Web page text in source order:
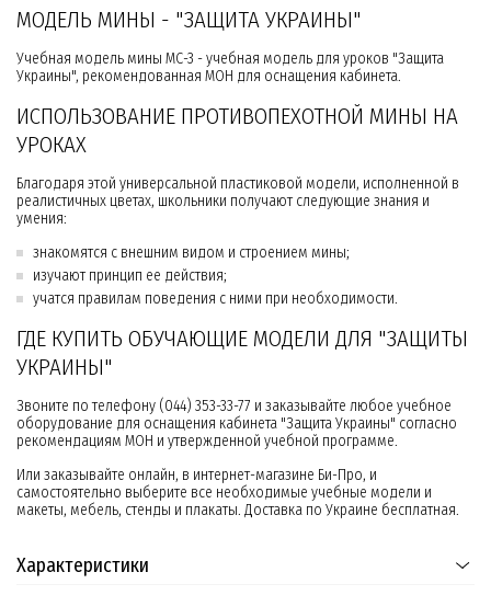
МОДЕЛЬ МИНЫ - "ЗАЩИТА УКРАИНЫ"
Учебная модель мины МС-3 - учебная модель для уроков "Защита
Украины", рекомендованная МОН для оснащения кабинета.
ИСПОЛЬЗОВАНИЕ ПРОТИВОПЕХОТНОЙ МИНЫ НА
УРОКАХ
Благодаря этой универсальной пластиковой модели, исполненной в
реалистичных цветах, школьники получают следующие знания и
умения:
знакомятся с внешним видом и строением мины;
изучают принцип ее действия;
учатся правилам поведения с ними при необходимости.
ГДЕ КУПИТЬ ОБУЧАЮЩИЕ МОДЕЛИ ДЛЯ "ЗАЩИТЫ
УКРАИНЫ"
Звоните по телефону (044) 353-33-77 и заказывайте любое учебное
оборудование для оснащения кабинета "Защита Украины" согласно
рекомендациям МОН и утвержденной учебной программе.
Или заказывайте онлайн, в интернет-магазине Би-Про, и
самостоятельно выберите все необходимые учебные модели и
макеты, мебель, стенды и плакаты. Доставка по Украине бесплатная.
Характеристики